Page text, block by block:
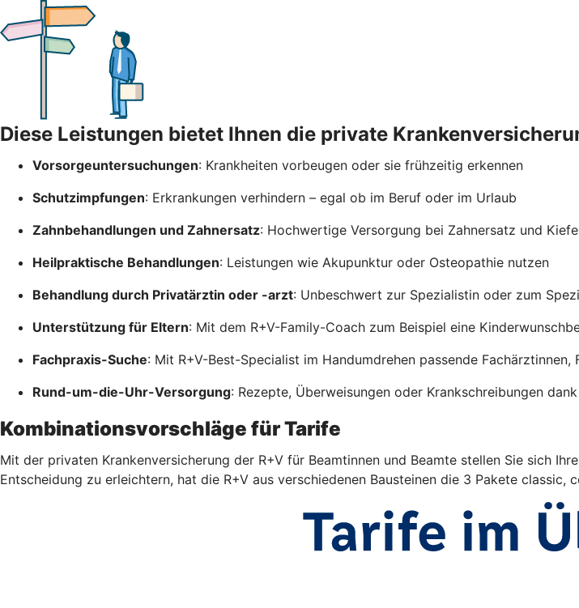
Diese Leistungen bietet Ihnen die private
Vorsorgeuntersuchungen: Krankheiten vorbeugen oder sie frühzeitig erkennen
Schutzimpfungen: Erkrankungen verhindern – egal ob im Beruf oder im Urlaub
Zahnbehandlungen und Zahnersatz: Hochwertige Versorgung bei Zahnersatz und
Heilpraktische Behandlungen: Leistungen wie Akupunktur oder Osteopathie nutzen
Behandlung durch Privatärztin oder -arzt: Unbeschwert zur Spezialistin oder zum
Unterstützung für Eltern: Mit dem R+V-Family-Coach zum Beispiel eine
Fachpraxis-Suche: Mit R+V-Best-Specialist im Handumdrehen passende
Rund-um-die-Uhr-Versorgung: Rezepte, Überweisungen oder Krankschreibungen
Kombinationsvorschläge für Tarife
Mit der privaten Krankenversicherung der R+V für Beamtinnen und Beamte stellen Sie sich
Entscheidung zu erleichtern, hat die R+V aus verschiedenen Bausteinen die 3 Pakete